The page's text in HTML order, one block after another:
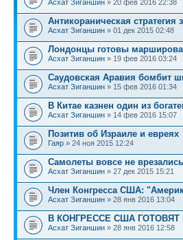
Асхат Зиганшин » 20 фев 2016 22:38
Антикораническая стратегия
Асхат Зиганшин » 01 дек 2015 02:48
Лондонцы готовы
Асхат Зиганшин » 19 фев 2016 03:24
Саудовская Аравия
Асхат Зиганшин » 15 фев 2016 01:34
В Китае казнен один из
Асхат Зиганшин » 14 фев 2016 15:07
Позитив об Израиле и евреях
Гаяр » 24 ноя 2015 12:24
Самолеты вовсе не
Асхат Зиганшин » 27 дек 2015 15:21
Член Конгресса США:
Асхат Зиганшин » 28 янв 2016 13:04
В КОНГРЕССЕ США ГОТОВЯТ
Асхат Зиганшин » 28 янв 2016 12:58